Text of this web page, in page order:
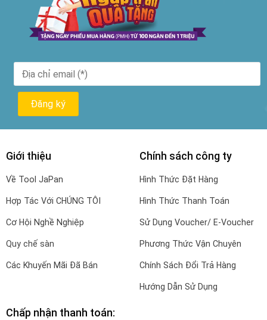
Giới thiệu
Về Tool JaPan
Hợp Tác Với CHÚNG TÔI
Cơ Hội Nghề Nghiệp
Quy chế sàn
Các Khuyến Mãi Đã Bán
Chính sách công ty
Hình Thức Đặt Hàng
Hình Thức Thanh Toán
Sử Dụng Voucher/ E-Voucher
Phương Thức Vận Chuyên
Chính Sách Đổi Trả Hàng
Hướng Dẫn Sử Dụng
Chấp nhận thanh toán: